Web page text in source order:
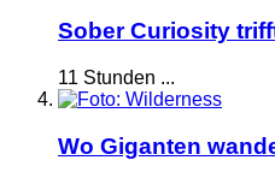
Sober Curiosity
11 Stunden ...
Wo Giganten